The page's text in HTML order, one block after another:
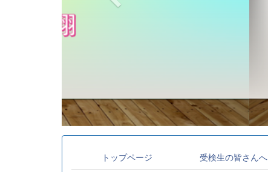
トップページ 受検生の皆さんへ